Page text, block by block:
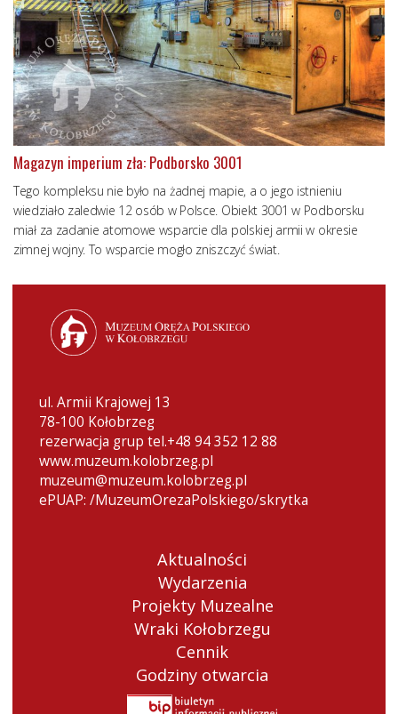
Magazyn imperium zła: Podborsko 3001
Tego kompleksu nie było na żadnej mapie, a o jego istnieniu
wiedziało zaledwie 12 osób w Polsce. Obiekt 3001 w Podborsku
miał za zadanie atomowe wsparcie dla polskiej armii w okresie
zimnej wojny. To wsparcie mogło zniszczyć świat.
ul. Armii Krajowej 13
78-100 Kołobrzeg
rezerwacja grup tel.+48 94 352 12 88
www.muzeum.kolobrzeg.pl
muzeum@muzeum.kolobrzeg.pl
ePUAP: /MuzeumOrezaPolskiego/skrytka
Aktualności
Wydarzenia
Projekty Muzealne
Wraki Kołobrzegu
Cennik
Godziny otwarcia